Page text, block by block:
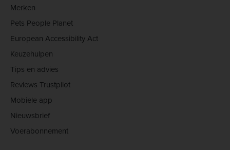
Merken
Pets People Planet
European Accessibility Act
Keuzehulpen
Tips en advies
Reviews Trustpilot
Mobiele app
Nieuwsbrief
Voerabonnement